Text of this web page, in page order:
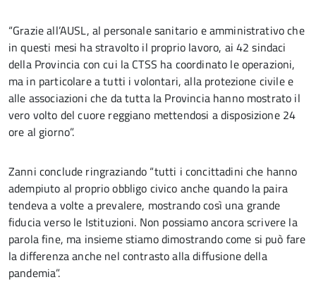
“Grazie all’AUSL, al personale sanitario e amministrativo che
in questi mesi ha stravolto il proprio lavoro, ai 42 sindaci
della Provincia con cui la CTSS ha coordinato le operazioni,
ma in particolare a tutti i volontari, alla protezione civile e
alle associazioni che da tutta la Provincia hanno mostrato il
vero volto del cuore reggiano mettendosi a disposizione 24
ore al giorno”.
Zanni conclude ringraziando “tutti i concittadini che hanno
adempiuto al proprio obbligo civico anche quando la paira
tendeva a volte a prevalere, mostrando così una grande
fiducia verso le Istituzioni. Non possiamo ancora scrivere la
parola fine, ma insieme stiamo dimostrando come si può fare
la differenza anche nel contrasto alla diffusione della
pandemia”.